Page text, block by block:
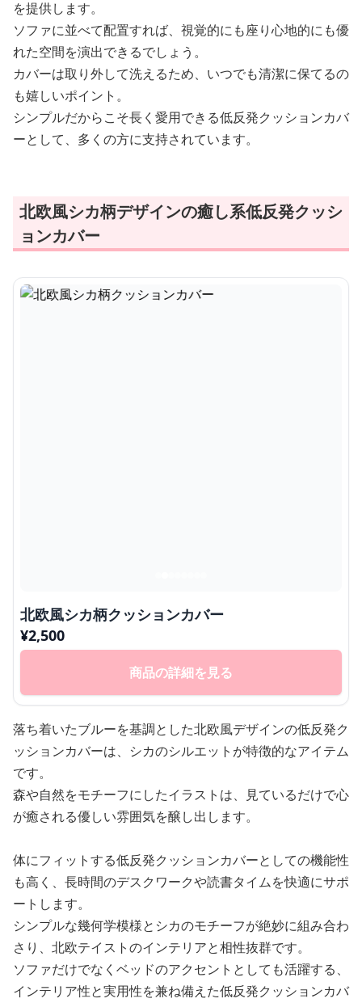
を提供します。
ソファに並べて配置すれば、視覚的にも座り心地的にも優
れた空間を演出できるでしょう。
カバーは取り外して洗えるため、いつでも清潔に保てるの
も嬉しいポイント。
シンプルだからこそ長く愛用できる低反発クッションカバ
ーとして、多くの方に支持されています。
北欧風シカ柄デザインの癒し系低反発クッシ
ョンカバー
北欧風シカ柄クッションカバー
¥2,500
商品の詳細を見る
落ち着いたブルーを基調とした北欧風デザインの低反発ク
ッションカバーは、シカのシルエットが特徴的なアイテム
です。
森や自然をモチーフにしたイラストは、見ているだけで心
が癒される優しい雰囲気を醸し出します。
体にフィットする低反発クッションカバーとしての機能性
も高く、長時間のデスクワークや読書タイムを快適にサポ
ートします。
シンプルな幾何学模様とシカのモチーフが絶妙に組み合わ
さり、北欧テイストのインテリアと相性抜群です。
ソファだけでなくベッドのアクセントとしても活躍する、
インテリア性と実用性を兼ね備えた低反発クッションカバ